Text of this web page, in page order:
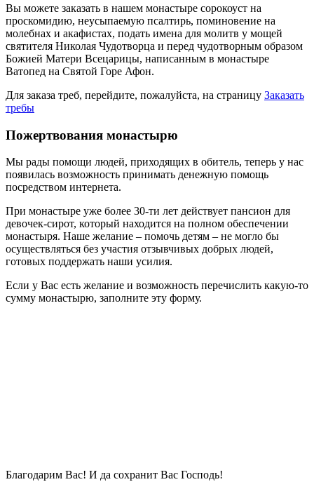
Вы можете заказать в нашем монастыре сорокоуст на
проскомидию, неусыпаемую псалтирь, поминовение на
молебнах и акафистах, подать имена для молитв у мощей
святителя Николая Чудотворца и перед чудотворным образом
Божией Матери Всецарицы, написанным в монастыре
Ватопед на Святой Горе Афон.
Для заказа треб, перейдите, пожалуйста, на страницу Заказать
требы
Пожертвования монастырю
Мы рады помощи людей, приходящих в обитель, теперь у нас
появилась возможность принимать денежную помощь
посредством интернета.
При монастыре уже более 30-ти лет действует пансион для
девочек-сирот, который находится на полном обеспечении
монастыря. Наше желание – помочь детям – не могло бы
осуществляться без участия отзывчивых добрых людей,
готовых поддержать наши усилия.
Если у Вас есть желание и возможность перечислить какую-то
сумму монастырю, заполните эту форму.
Благодарим Вас! И да сохранит Вас Господь!